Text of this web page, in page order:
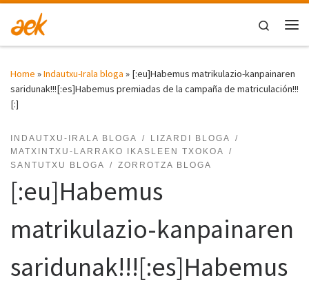
Skip to content
Search
Home »Indautxu-Irala bloga » [:eu]Habemus matrikulazio-kanpainaren
saridunak!!![:es]Habemus premiadas de la campaña de matriculación!!!
[:]
INDAUTXU-IRALA BLOGA
LIZARDI BLOGA
MATXINTXU-LARRAKO IKASLEEN TXOKOA
SANTUTXU BLOGA
ZORROTZA BLOGA
[:eu]Habemus
matrikulazio-kanpainaren
saridunak!!![:es]Habemus